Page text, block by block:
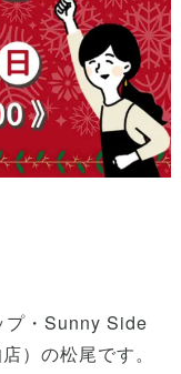
プ・Sunny Side
）の松尾です。